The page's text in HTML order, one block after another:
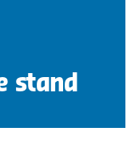
stand